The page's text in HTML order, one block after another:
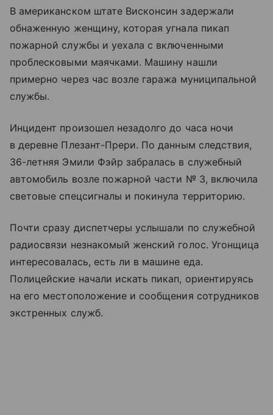
В американском штате Висконсин задержали
обнаженную женщину, которая угнала пикап
пожарной службы и уехала с включенными
проблесковыми маячками. Машину нашли
примерно через час возле гаража муниципальной
службы.
Инцидент произошел незадолго до часа ночи
в деревне Плезант-Прери. По данным следствия,
36-летняя Эмили Фэйр забралась в служебный
автомобиль возле пожарной части № 3, включила
световые спецсигналы и покинула территорию.
Почти сразу диспетчеры услышали по служебной
радиосвязи незнакомый женский голос. Угонщица
интересовалась, есть ли в машине еда.
Полицейские начали искать пикап, ориентируясь
на его местоположение и сообщения сотрудников
экстренных служб.